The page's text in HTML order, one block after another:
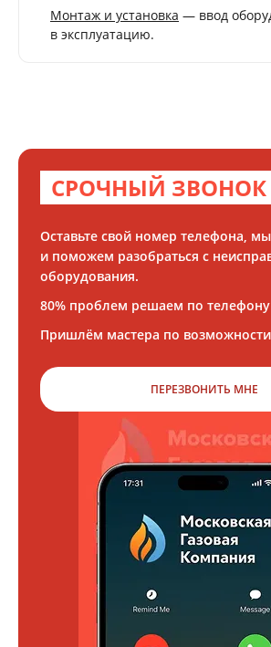
Монтаж и установка — ввод
в эксплуатацию.
СРОЧНЫЙ ЗВОНОК
Оставьте свой номер телефона,
и поможем разобраться с
оборудования.
80% проблем решаем по телефону
Пришлём мастера по возможности
ПЕРЕЗВОНИТЬ МНЕ